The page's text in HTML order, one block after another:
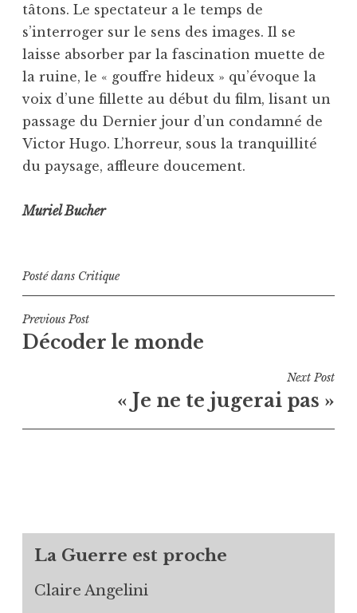
tâtons. Le spectateur a le temps de
s’interroger sur le sens des images. Il se
laisse absorber par la fascination muette de
la ruine, le « gouffre hideux » qu’évoque la
voix d’une fillette au début du film, lisant un
passage du Dernier jour d’un condamné de
Victor Hugo. L’horreur, sous la tranquillité
du paysage, affleure doucement.
Muriel Bucher
Posté dans Critique
Navigation
de
Previous Post
Décoder le monde
Next Post
« Je ne te jugerai pas »
La Guerre est proche
Claire Angelini